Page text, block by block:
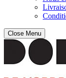
Close Menu